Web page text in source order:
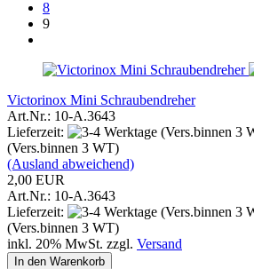
8
9
Victorinox Mini Schraubendreher
Art.Nr.: 10-A.3643
Lieferzeit:
(Vers.binnen 3 WT)
(Ausland abweichend)
2,00 EUR
Art.Nr.: 10-A.3643
Lieferzeit:
(Vers.binnen 3 WT)
inkl. 20% MwSt. zzgl. Versand
In den Warenkorb